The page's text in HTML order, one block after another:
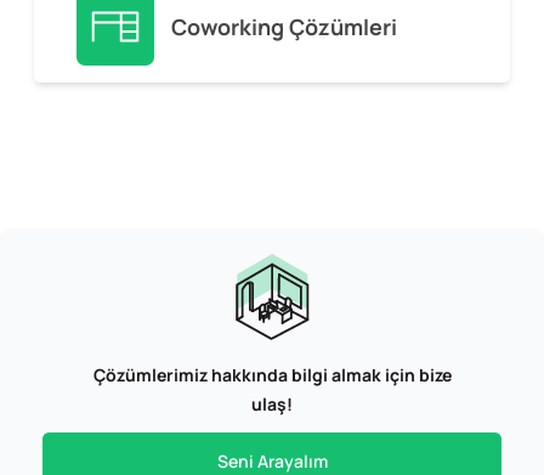
Coworking Çözümleri
Çözümlerimiz hakkında bilgi almak için bize
ulaş!
Seni Arayalım